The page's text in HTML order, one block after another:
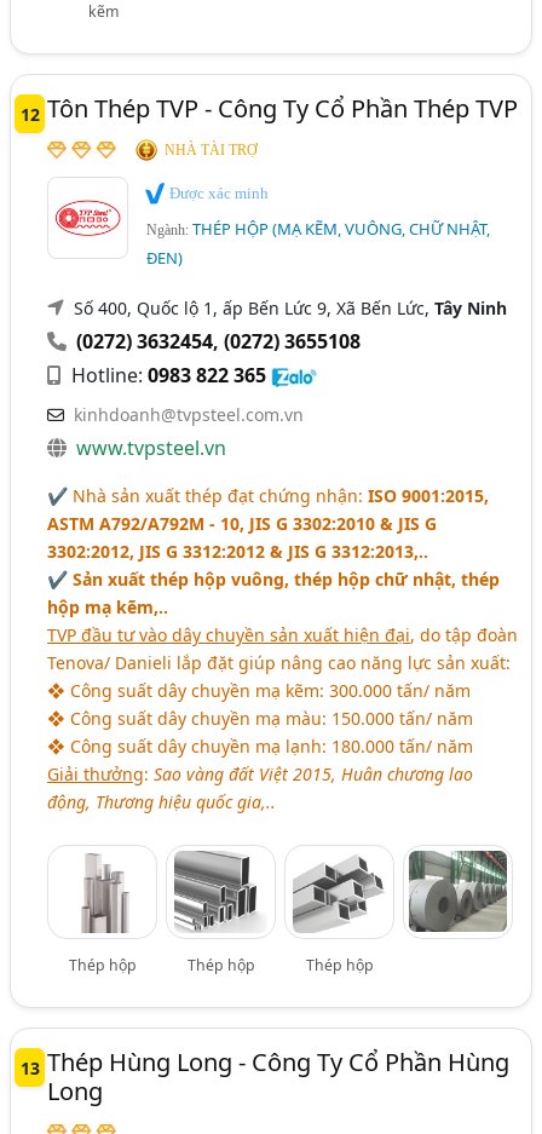
kẽm
12 Tôn Thép TVP - Công Ty Cổ Phần Thép TVP
NHÀ TÀI TRỢ
Được xác minh
Ngành:THÉP HỘP (MẠ KẼM, VUÔNG, CHỮ NHẬT,
ĐEN)
Số 400, Quốc lộ 1, ấp Bến Lức 9, Xã Bến Lức,Tây Ninh
(0272) 3632454,(0272) 3655108
Hotline:0983 822 365
kinhdoanh@tvpsteel.com.vn
www.tvpsteel.vn
✔ Nhà sản xuất thép đạt chứng nhận:ISO 9001:2015,
ASTM A792/A792M - 10, JIS G 3302:2010 & JIS G
3302:2012, JIS G 3312:2012 & JIS G 3312:2013,..
✔Sản xuất thép hộp vuông, thép hộp chữ nhật, thép
hộp mạ kẽm,..
TVP đầu tư vào dây chuyền sản xuất hiện đại, do tập đoàn
Tenova/ Danieli lắp đặt giúp nâng cao năng lực sản xuất:
❖ Công suất dây chuyền mạ kẽm: 300.000 tấn/ năm
❖ Công suất dây chuyền mạ màu: 150.000 tấn/ năm
❖ Công suất dây chuyền mạ lạnh: 180.000 tấn/ năm
Giải thưởng:Sao vàng đất Việt 2015, Huân chương lao
động, Thương hiệu quốc gia,..
Thép hộp Thép hộp Thép hộp
13 Thép Hùng Long - Công Ty Cổ Phần Hùng
Long